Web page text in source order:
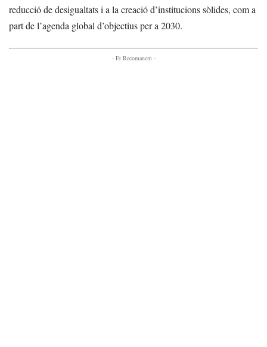
reducció de desigualtats i a la creació d’institucions sòlides, com a
part de l’agenda global d’objectius per a 2030.
- Et Recomanem -